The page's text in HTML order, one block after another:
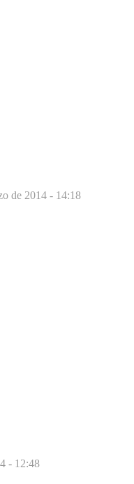
de 2014 - 14:18
- 12:48